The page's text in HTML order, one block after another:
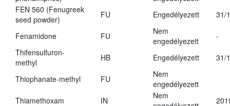
FEN 560 (Fenugreek
seed powder)
FU Engedélyezett 31/
Fenamidone FU
Nem
engedélyezett
-
Thifensulfuron-
methyl
HB Engedélyezett 31/
Thiophanate-methyl FU
Nem
engedélyezett
Thiamethoxam
IN
Nem